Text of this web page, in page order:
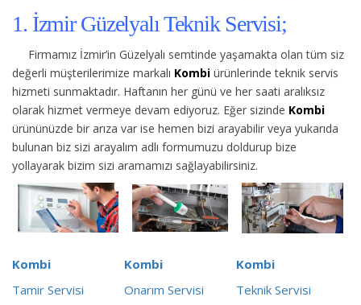
1. İzmir Güzelyalı Teknik Servisi;
Firmamız İzmir’in Güzelyalı semtinde yaşamakta olan tüm siz
değerli müşterilerimize markalı Kombi ürünlerinde teknik servis
hizmeti sunmaktadır. Haftanın her günü ve her saati aralıksız
olarak hizmet vermeye devam ediyoruz. Eğer sizinde Kombi
ürününüzde bir arıza var ise hemen bizi arayabilir veya yukarıda
bulunan biz sizi arayalım adlı formumuzu doldurup bize
yollayarak bizim sizi aramamızı sağlayabilirsiniz.
Kombi
Tamir Servisi
Kombi
Onarım Servisi
Kombi
Teknik Servisi